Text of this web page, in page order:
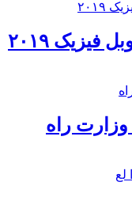
فیزیک ۲۰۱۹
وزارت راه